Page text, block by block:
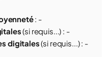
: -
(si requis...) : -
digitales(si requis...) : -